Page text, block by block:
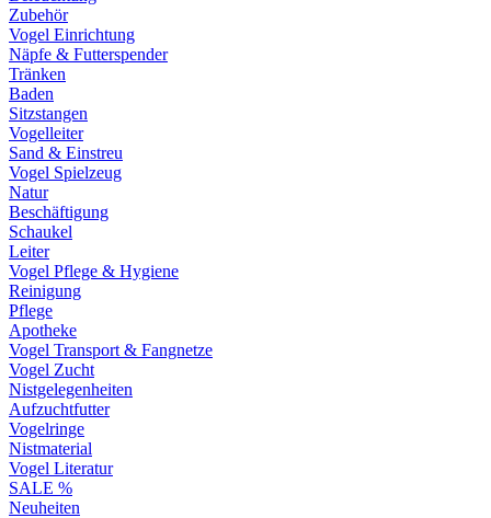
Zubehör
Vogel Einrichtung
Näpfe & Futterspender
Tränken
Baden
Sitzstangen
Vogelleiter
Sand & Einstreu
Vogel Spielzeug
Natur
Beschäftigung
Schaukel
Leiter
Vogel Pflege & Hygiene
Reinigung
Pflege
Apotheke
Vogel Transport & Fangnetze
Vogel Zucht
Nistgelegenheiten
Aufzuchtfutter
Vogelringe
Nistmaterial
Vogel Literatur
SALE %
Neuheiten